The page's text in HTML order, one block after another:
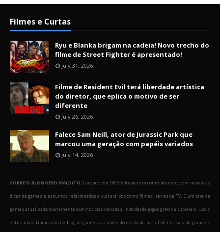
Filmes e Curtas
Ryu e Blanka brigam na cadeia! Novo trecho do
filme de Street Fighter é apresentado!
July 31, 2026
Filme de Resident Evil terá liberdade artística
do diretor, que eplica o motivo de ser
diferente
July 26, 2026
Falece Sam Neill, ator de Jurassic Park que
marcou uma geração com papéis variados
July 14, 2026
SOBRE O BLOG NERD MALDITO: Lançado em 2007, é focado em conteúdo nerd, com reviews e
dicas de games e assuntos relacionados a cultura pop como filmes, séries de TV. É um site de
games atualizado diariamente com notícias variadas, indo desde jogos grátis a tutoriais. Usa o
estilo mais tradicional de blog de games, ao invés do estilo de portal de notícias de games e